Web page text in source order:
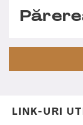
LINK-URI